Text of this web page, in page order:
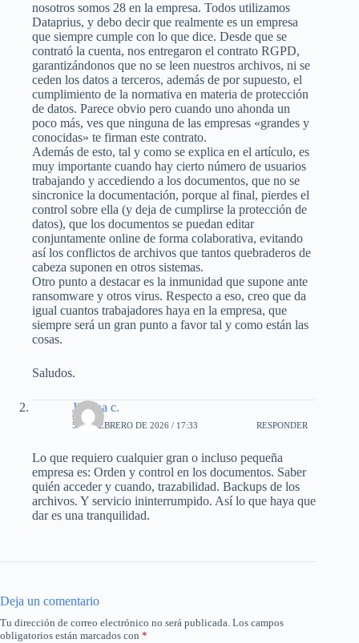
nosotros somos 28 en la empresa. Todos utilizamos
Dataprius, y debo decir que realmente es un empresa
que siempre cumple con lo que dice. Desde que se
contrató la cuenta, nos entregaron el contrato RGPD,
garantizándonos que no se leen nuestros archivos, ni se
ceden los datos a terceros, además de por supuesto, el
cumplimiento de la normativa en materia de protección
de datos. Parece obvio pero cuando uno ahonda un
poco más, ves que ninguna de las empresas «grandes y
conocidas» te firman este contrato.
Además de esto, tal y como se explica en el artículo, es
muy importante cuando hay cierto número de usuarios
trabajando y accediendo a los documentos, que no se
sincronice la documentación, porque al final, pierdes el
control sobre ella (y deja de cumplirse la protección de
datos), que los documentos se puedan editar
conjuntamente online de forma colaborativa, evitando
así los conflictos de archivos que tantos quebraderos de
cabeza suponen en otros sistemas.
Otro punto a destacar es la inmunidad que supone ante
ransomware y otros virus. Respecto a eso, creo que da
igual cuantos trabajadores haya en la empresa, que
siempre será un gran punto a favor tal y como están las
cosas.
Saludos.
Jimena c.
5 DE FEBRERO DE 2026 / 17:33 RESPONDER
Lo que requiero cualquier gran o incluso pequeña
empresa es: Orden y control en los documentos. Saber
quién acceder y cuando, trazabilidad. Backups de los
archivos. Y servicio ininterrumpido. Así lo que haya que
dar es una tranquilidad.
Deja un comentario
Tu dirección de correo electrónico no será publicada. Los campos
obligatorios están marcados con *